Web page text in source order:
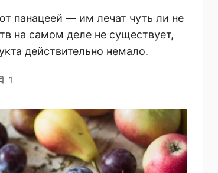
панацеей — им лечат чуть ли не
на самом деле не существует,
действительно немало.
1